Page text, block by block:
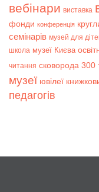
вебінари виставка
фонди конференція
семінарів музей для
школа музеї Києва
читання сковорода 300
музеї ювілеї
педагогів